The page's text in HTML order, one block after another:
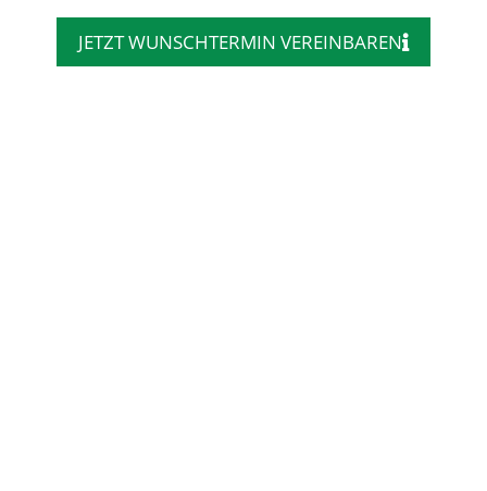
JETZT WUNSCHTERMIN VEREINBAREN